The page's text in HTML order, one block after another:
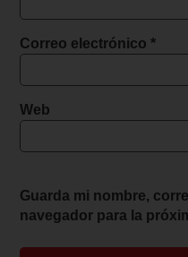
Correo electrónico*
Web
Guarda mi nombre,
navegador para la